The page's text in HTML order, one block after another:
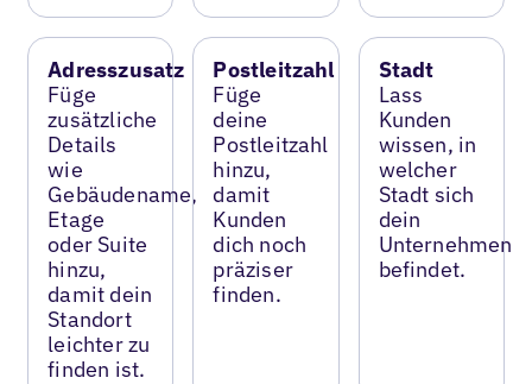
Adresszusatz
Füge
zusätzliche
Details
wie
Gebäudename,
Etage
oder Suite
hinzu,
damit dein
Standort
leichter zu
finden ist.
Postleitzahl
Füge
deine
Postleitzahl
hinzu,
damit
Kunden
dich noch
präziser
finden.
Stadt
Lass
Kunden
wissen, in
welcher
Stadt sich
dein
Unternehmen
befindet.